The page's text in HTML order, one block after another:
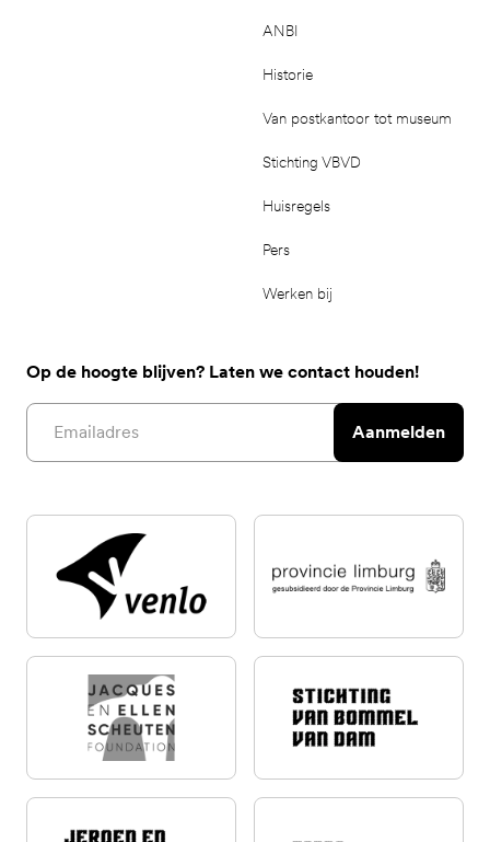
ANBI
Historie
Van postkantoor tot museum
Stichting VBVD
Huisregels
Pers
Werken bij
Op de hoogte blijven? Laten we contact houden!
Email address
Aanmelden